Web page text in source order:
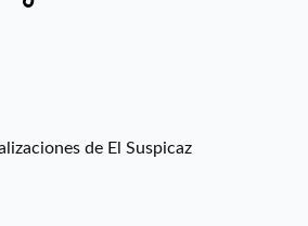
de El Suspicaz